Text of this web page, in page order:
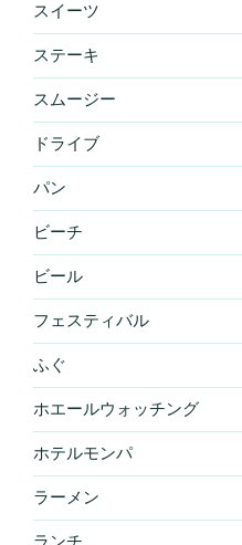
スイーツ
ステーキ
スムージー
ドライブ
パン
ビーチ
ビール
フェスティバル
ふぐ
ホエールウォッチング
ホテルモンパ
ラーメン